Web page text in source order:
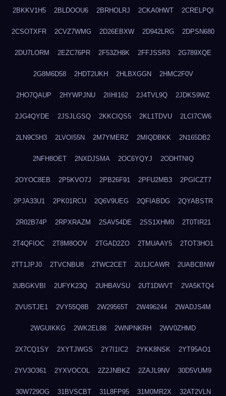
2BKKV1H5 2BLDOOU6 2BRHOLRJ 2CKA0HWT 2CRELPQI
2CSOTXFR 2CVZ7WMG 2D26EBXW 2D942LRG 2DPSN680
2DU7LORM 2EZC76PR 2F53ZH8K 2FFJSSR3 2G789XQE
2G8M6D58 2HDT2UKH 2HLBXGGN 2HMC2F0V
2HO7QAUP 2HYWPJNU 2IIHI162 2J4TVL9Q 2JDKS9WZ
2JG4QYDE 2JSJLGSQ 2KKCIQS5 2KL1TDVU 2LCI7CW6
2LN9C5H3 2LVOI55N 2M7YMERZ 2MIQDBKK 2N165DB2
2NFH8OET 2NXDJSMA 2OC6YQYJ 2ODHTNIQ
2OYOC8EB 2P5KVO7J 2PB26F91 2PFU2MB3 2PGICZT7
2PJA33U1 2PK01RCU 2Q6V9UEG 2QFIABDG 2QYABSTR
2R02B74P 2RPXRAZM 2SAV54DE 2SS1XHM0 2T0TIR21
2T4QFIOC 2T8M8OOV 2TGAD2ZO 2TMUAAY5 2TOT3HO1
2TT1JPJ0 2TVCNBU8 2TWC2CET 2U1JCAWR 2UABCBNW
2UBGKVBI 2UFYK23Q 2UHBAVSU 2UT1DWVT 2VA5KTQ4
2VUSTJE1 2VY55Q8B 2W29565T 2W496244 2WADJS4M
2WGUIKKG 2WK2EL88 2WNPNKRH 2WV0ZHMD
2X7CQ1SY 2XYTJWGS 2Y7I1IC2 2YKK8NSK 2YT95AO1
2YV3O361 2YXVOCOL 2Z2JNBKZ 2ZAJL9NV 30D5VUM9
30W729OG 31BVSCBT 31L8FP95 31M0MR2X 32AT2VLN